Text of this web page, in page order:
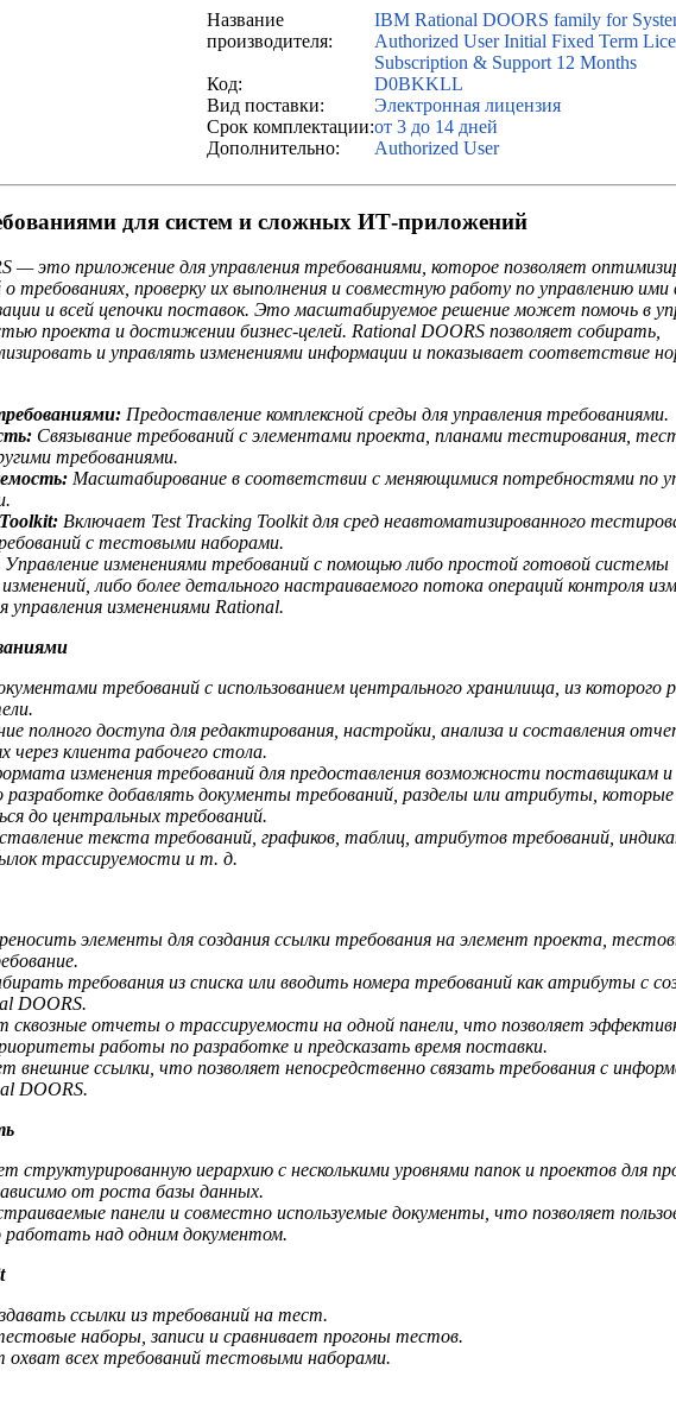
Название
производителя:
IBM Rational DOORS family for
Authorized User Initial Fixed Term
Subscription & Support 12 Months
Код:
D0BKKLL
Вид поставки:
Электронная лицензия
Срок комплектации:от 3 до 14 дней
Дополнительно:
Authorized User
для систем и сложных ИТ-приложений
— это приложение для управления требованиями, которое позволяет
требованиях, проверку их выполнения и совместную работу по управлению ими
и всей цепочки поставок. Это масштабируемое решение может помочь в
проекта и достижении бизнес-целей. Rational DOORS позволяет собирать,
и управлять изменениями информации и показывает соответствие
Предоставление комплексной среды для управления требованиями.
Связывание требований с элементами проекта, планами тестирования,
требованиями.
Масштабирование в соответствии с меняющимися потребностями по
Включает Test Tracking Toolkit для сред неавтоматизированного
с тестовыми наборами.
Управление изменениями требований с помощью либо простой готовой системы
либо более детального настраиваемого потока операций контроля
управления изменениями Rational.
требований с использованием центрального хранилища, из
полного доступа для редактирования, настройки, анализа и составления
через клиента рабочего стола.
изменения требований для предоставления возможности поставщикам и
разработке добавлять документы требований, разделы или атрибуты,
до центральных требований.
текста требований, графиков, таблиц, атрибутов требований,
трассируемости и т. д.
элементы для создания ссылки требования на элемент проекта,
требования из списка или вводить номера требований как атрибуты с
DOORS.
сквозные отчеты о трассируемости на одной панели, что позволяет
работы по разработке и предсказать время поставки.
внешние ссылки, что позволяет непосредственно связать требования с
DOORS.
структурированную иерархию с несколькими уровнями папок и проектов для
от роста базы данных.
панели и совместно используемые документы, что позволяет
работать над одним документом.
ссылки из требований на тест.
наборы, записи и сравнивает прогоны тестов.
охват всех требований тестовыми наборами.